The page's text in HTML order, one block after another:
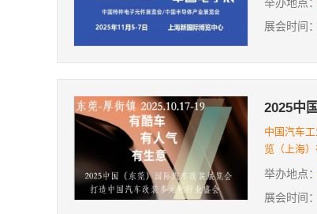
展会时间
2025中
中国汽车
览（上海
举办地点：
展会时间